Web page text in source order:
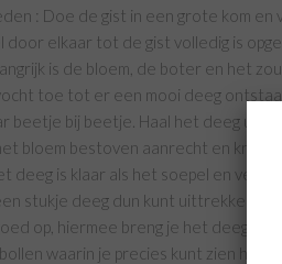
: Doe de gist in een grote kom
door elkaar tot de gist volledig is
is de bloem, de boter en het
toe tot er een mooi deeg
beetje bij beetje. Haal het deeg uit
bloem bestoven aanrecht en
deeg is klaar als het soepel en
stukje deeg dun kunt uittrekken en
op, hiermee breng je het deeg op
waarin je precies kunt zien hoe